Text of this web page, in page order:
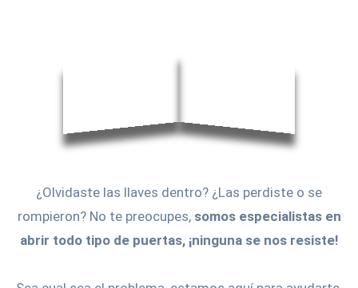
¿Olvidaste las llaves dentro? ¿Las perdiste o se
rompieron? No te preocupes, somos especialistas en
abrir todo tipo de puertas, ¡ninguna se nos resiste!